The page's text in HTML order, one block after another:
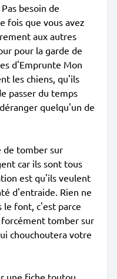
besoin de
fois que vous avez
aux autres
pour la garde de
d'Emprunte Mon
les chiens, qu'ils
passer du temps
quelqu'un de
de tomber sur
car ils sont tous
est qu'ils veulent
d'entraide. Rien ne
le font, c'est parce
tomber sur
chouchoutera votre
une fiche toutou